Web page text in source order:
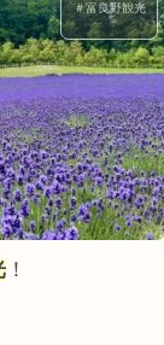
＃富良野観光
！